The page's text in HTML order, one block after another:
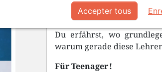
sie neu interpretieren ?
Wenn du dein
Du erfährst, wo
warum gerade diese
Für Teenager !
Accepter tous